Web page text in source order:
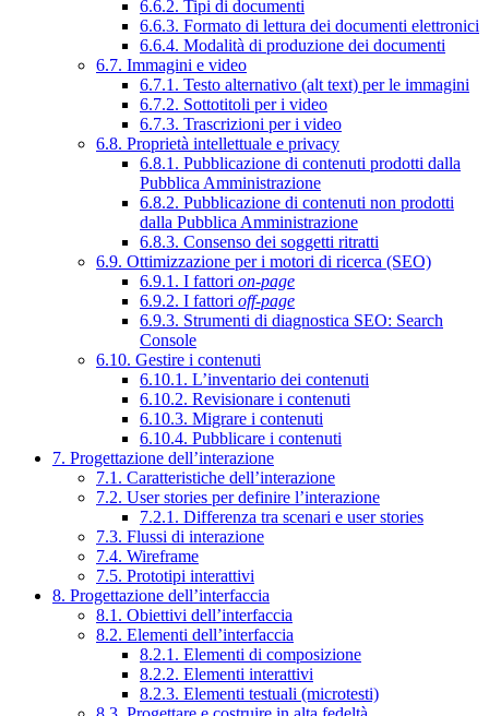
6.6.2. Tipi di documenti
6.6.3. Formato di lettura dei documenti elettronici
6.6.4. Modalità di produzione dei documenti
6.7. Immagini e video
6.7.1. Testo alternativo (alt text) per le immagini
6.7.2. Sottotitoli per i video
6.7.3. Trascrizioni per i video
6.8. Proprietà intellettuale e privacy
6.8.1. Pubblicazione di contenuti prodotti dalla
Pubblica Amministrazione
6.8.2. Pubblicazione di contenuti non prodotti
dalla Pubblica Amministrazione
6.8.3. Consenso dei soggetti ritratti
6.9. Ottimizzazione per i motori di ricerca (SEO)
6.9.1. I fattori on-page
6.9.2. I fattori off-page
6.9.3. Strumenti di diagnostica SEO: Search
Console
6.10. Gestire i contenuti
6.10.1. L’inventario dei contenuti
6.10.2. Revisionare i contenuti
6.10.3. Migrare i contenuti
6.10.4. Pubblicare i contenuti
7. Progettazione dell’interazione
7.1. Caratteristiche dell’interazione
7.2. User stories per definire l’interazione
7.2.1. Differenza tra scenari e user stories
7.3. Flussi di interazione
7.4. Wireframe
7.5. Prototipi interattivi
8. Progettazione dell’interfaccia
8.1. Obiettivi dell’interfaccia
8.2. Elementi dell’interfaccia
8.2.1. Elementi di composizione
8.2.2. Elementi interattivi
8.2.3. Elementi testuali (microtesti)